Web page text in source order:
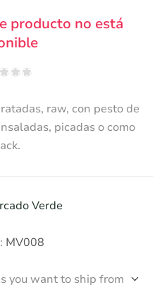
producto no está
raw, con pesto de
picadas o como
Verde
MV008
you want to ship from